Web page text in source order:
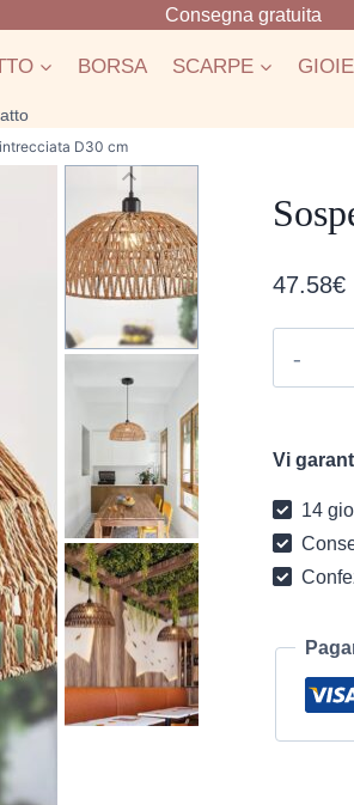
Consegna gratuita
BORSA SCARPE
D30 cm
47.58€
D30
quantità
Vi
14